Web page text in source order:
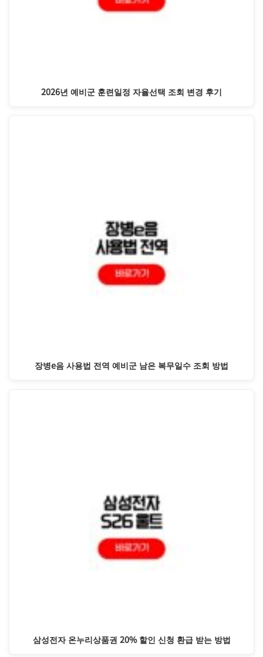
2026년 예비군 훈련일정 자율선택 조회 변경 후기
장병e음 사용법 전역 예비군 남은 복무일수 조회 방법
삼성전자 온누리상품권 20% 할인 신청 환급 받는 방법